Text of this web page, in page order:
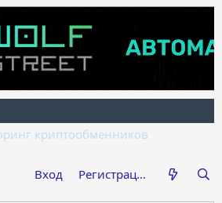
Вход Регистрация